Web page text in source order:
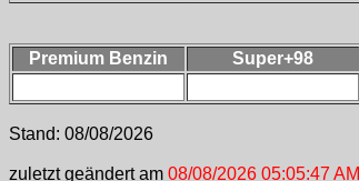
Premium Benzin Super+98
Stand: 08/08/2026
zuletzt geändert am 08/08/2026 05:05:47 AM